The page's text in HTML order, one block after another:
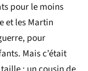
pour le moins
et les Martin
pour
Mais c’était